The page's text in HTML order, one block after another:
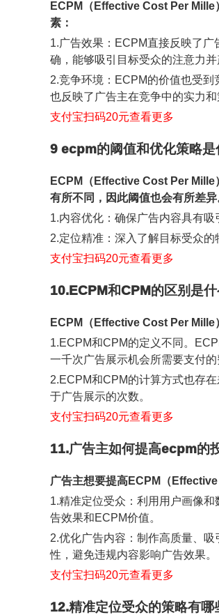
ECPM（Effective Cost Per Mille
素：
1.广告效果：ECPM直接反映了
确，能够吸引目标受众的注意力
2.竞争环境：ECPM的价值也受
也反映了广告主在竞争中的实力和
支付宝扫码20元查看更多
9 ecpm的阈值和优化策略是
ECPM（Effective Cost Per Mille
有所不同，因此阈值也会有所差
1.内容优化：确保广告内容具有
2.定位精准：深入了解目标受众
支付宝扫码20元查看更多
10.ECPM和CPM的区别是什
ECPM（Effective Cost Per Mille
1.ECPM和CPM的定义不同。
一千次广告展示机会所需要支付
2.ECPM和CPM的计算方式也存
于广告展示的次数。
支付宝扫码20元查看更多
11.广告主如何提高ecpm的
广告主想要提高ECPM（
1.精准定位受众：利用用户画像
告效果和ECPM价值。
2.优化广告内容：制作高质量、
性，避免违规内容影响广告效果。
支付宝扫码20元查看更多
12.精准定位受众的策略有哪